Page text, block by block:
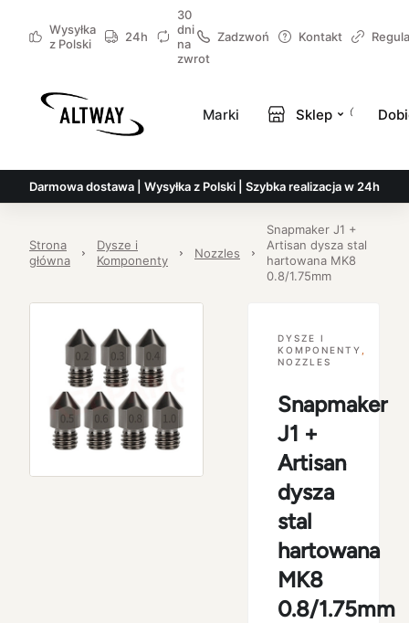
Wysyłka
z Polski
24h
30
dni
na
zwrot
Zadzwoń Kontakt
Marki Sklep
Darmowa dostawa | Wysyłka z Polski | Szybka realizacja w 24h
Strona
główna
Dysze i
Komponenty
Nozzles
Snapmaker J1 +
Artisan dysza stal
hartowana MK8
0.8/1.75mm
DYSZE I
KOMPONENTY
NOZZLES
Snapmaker
J1 +
Artisan
dysza
stal
hartowana
MK8
0.8/1.75mm